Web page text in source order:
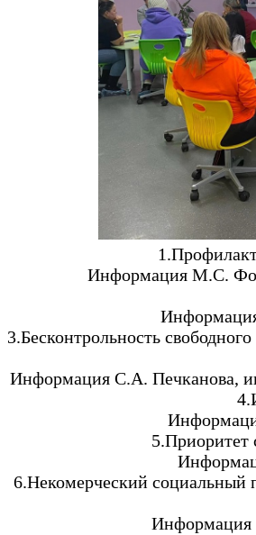
Информация М.С.
3.Бесконтрольность
Информация С.А.
5.Приоритет
6.Некомерческий социальный
Информация